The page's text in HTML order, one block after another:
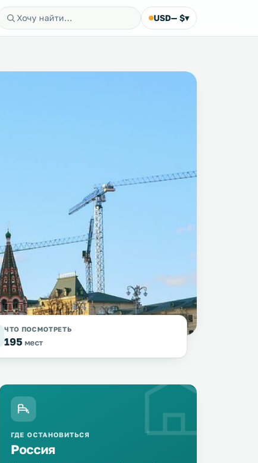
USD— $▾
ЧТО ПОСМОТРЕТЬ
195 мест
ГДЕ ОСТАНОВИТЬСЯ
Россия